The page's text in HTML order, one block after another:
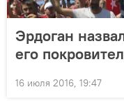
Эрдоган
его
16 июля 2016, 19:47